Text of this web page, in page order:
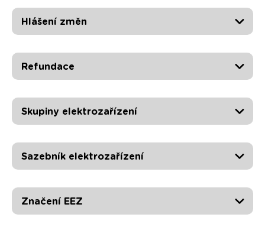
Hlášení změn
Refundace
Skupiny elektrozařízení
Sazebník elektrozařízení
Značení EEZ